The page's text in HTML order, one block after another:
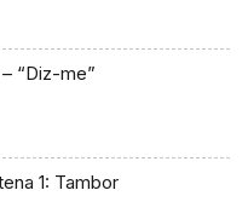
“Diz-me”
1: Tambor